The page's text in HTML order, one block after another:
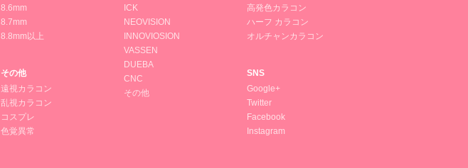
8.6mm
8.7mm
8.8mm以上
その他
遠視カラコン
乱視カラコン
コスプレ
色覚異常
ICK
NEOVISION
INNOVIOSION
VASSEN
DUEBA
CNC
その他
高発色カラコン
ハーフ カラコン
オルチャンカラコン
SNS
Google+
Twitter
Facebook
Instagram